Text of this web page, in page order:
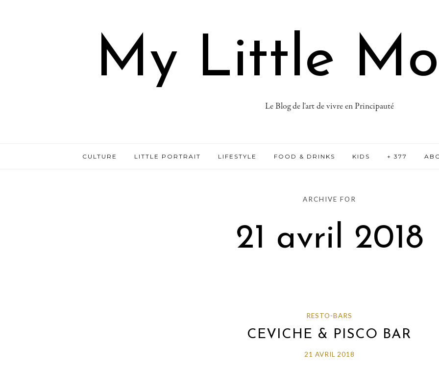
My Little
Le Blog de l'art de vivre en Principauté
CULTURE LITTLE PORTRAIT LIFESTYLE FOOD & DRINKS KIDS + 377
ARCHIVE FOR
21 avril 2018
RESTO-BARS
CEVICHE & PISCO BAR
21 AVRIL 2018